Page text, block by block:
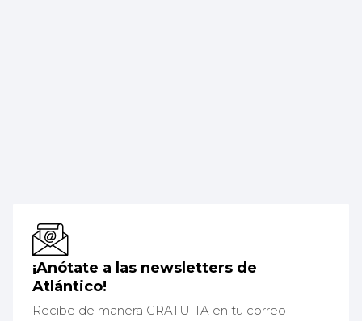
¡Anótate a las newsletters de
Atlántico!
Recibe de manera GRATUITA en tu correo